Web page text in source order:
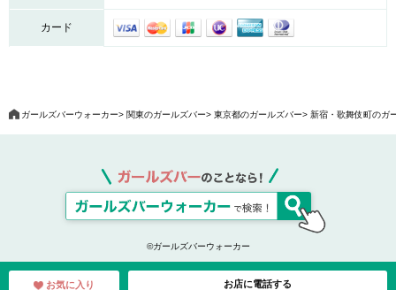
カード
お気に入り お店に電話する
ガールズバーウォーカー 関東のガールズバー 東京都のガールズバー 新宿・歌舞伎町のガ
©ガールズバーウォーカー